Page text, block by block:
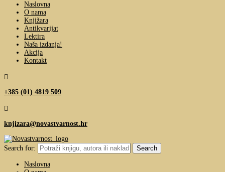
Naslovna
O nama
Knjižara
Antikvarijat
Lektira
Naša izdanja!
Akcija
Kontakt

+385 (01) 4819 509

knjizara@novastvarnost.hr
Search for:
Naslovna